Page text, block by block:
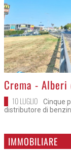
>
Crema -
10 LUGLIO
Cinque
distributore di
IMMOBILIARE